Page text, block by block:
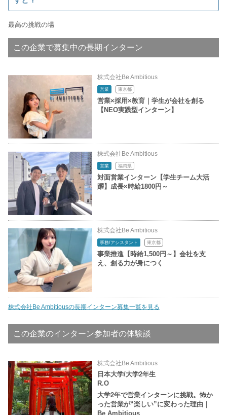
最高の挑戦の場
この企業で募集中の長期インターン
株式会社Be Ambitious
営業 東京都
営業×採用×教育｜学生が会社を創る
【NEO実践型インターン】
株式会社Be Ambitious
営業 福岡県
対面営業インターン【学生チーム大活
躍】成長×時給1800円～
株式会社Be Ambitious
事務/アシスタント 東京都
事業推進【時給1,500円～】会社を支
え、創る力が身につく
株式会社Be Ambitiousの長期インターン募集一覧を見る
この企業のインターン参加者の体験談
株式会社Be Ambitious
日本大学/大学2年生
R.O
大学2年で営業インターンに挑戦。怖か
った営業が“楽しい”に変わった理由｜
Be Ambitious